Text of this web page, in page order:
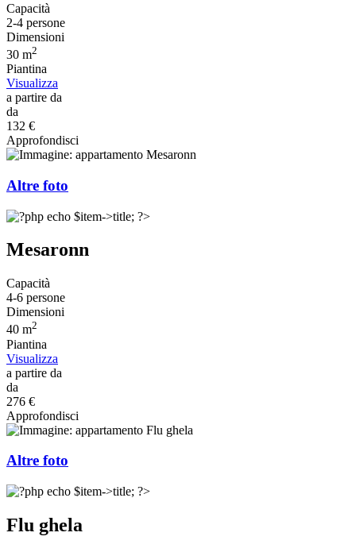
Capacità
2-4 persone
Dimensioni
30 m2
Piantina
Visualizza
a partire da
da
132 €
Approfondisci
Altre foto
Mesaronn
Capacità
4-6 persone
Dimensioni
40 m2
Piantina
Visualizza
a partire da
da
276 €
Approfondisci
Altre foto
Flu ghela